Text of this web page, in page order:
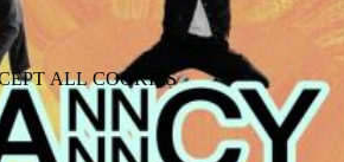
ALL COOKIES